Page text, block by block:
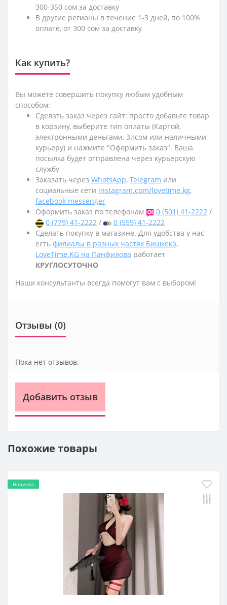
300-350 сом за доставку
В другие регионы в течение 1-3 дней, по 100%
оплате, от 300 сом за доставку
Как купить?
Вы можете совершить покупку любым удобным
способом:
Сделать заказ через сайт: просто добавьте товар
в корзину, выберите тип оплаты (Картой,
электронными деньгами, Элсом или наличными
курьеру) и нажмите "Оформить заказ". Ваша
посылка будет отправлена через курьерскую
службу
Заказать через WhatsApp, Telegram или
социальные сети instagram.com/lovetime.kg,
facebook messenger
Оформить заказ по телефонам
0 (501) 41-2222 /
0 (779) 41-2222 /
0 (559) 41-2222
Сделать покупку в магазине. Для удобства у нас
есть филиалы в разных частях Бишкека,
LoveTime.KG на Панфилова работает
КРУГЛОСУТОЧНО
Наши консультанты всегда помогут вам с выбором!
Отзывы (0)
Пока нет отзывов.
Добавить отзыв
Похожие товары
Новинка